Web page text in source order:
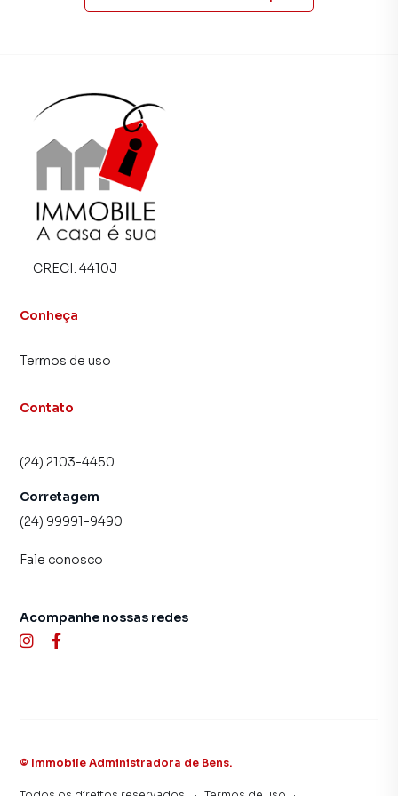
imobiliárias tradicionais. Já vendemos e locamos diversos
aumenta muito o número de contatos interessados e
tendo como consequência uma maior chance de vender ou
alugar seu imóvel mais rápido. Contamos também com um
time de programadores, corretores treinados e uma
central de atendimento preparada para atender
proprietários e inquilinos.
CRECI: 4410J
Conheça
Termos de uso
Contato
(24) 2103-4450
Corretagem
(24) 99991-9490
Fale conosco
Acompanhe nossas redes
© Immobile Administradora de Bens.